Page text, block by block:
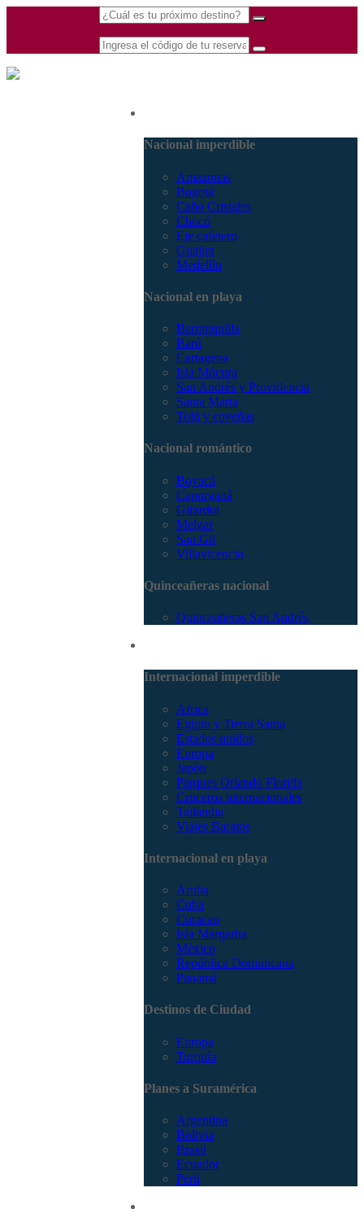
Nacional imperdible
Amazonas
Bogotá
Caño Cristales
Chocó
Eje cafetero
Guajira
Medellín
Nacional en playa
Barranquilla
Barú
Cartagena
Isla Múcura
San Andrés y Providencia
Santa Marta
Tolú y coveñas
Nacional romántico
Boyacá
Capurganá
Girardot
Melgar
San Gil
Villavicencio
Quinceañeras nacional
Quinceañeras San Andrés
Internacional imperdible
Africa
Egipto y Tierra Santa
Estados unidos
Europa
Japón
Parques Orlando Florida
Cruceros internacionales
Tailandia
Viajes Baratos
Internacional en playa
Aruba
Cuba
Curacao
Isla Margarita
México
República Dominicana
Panamá
Destinos de Ciudad
Europa
Turquía
Planes a Suramérica
Argentina
Bolivia
Brasil
Ecuador
Perú